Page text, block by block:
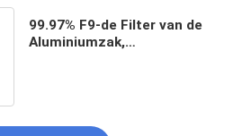
99.97% F9-de Filter van de
Aluminiumzak,